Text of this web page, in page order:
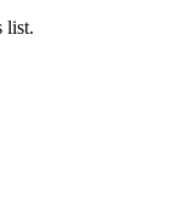
list.